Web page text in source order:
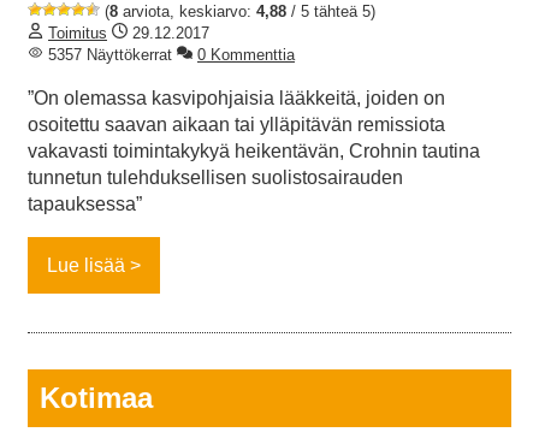
(8 arviota, keskiarvo: 4,88 / 5 tähteä 5)
Toimitus
29.12.2017
5357 Näyttökerrat
0 Kommenttia
”On olemassa kasvipohjaisia lääkkeitä, joiden on
osoitettu saavan aikaan tai ylläpitävän remissiota
vakavasti toimintakykyä heikentävän, Crohnin tautina
tunnetun tulehduksellisen suolistosairauden
tapauksessa”
Lue lisää
Kotimaa